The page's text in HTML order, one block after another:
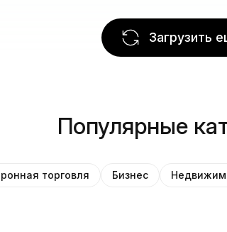
Загрузить
Популярные
торговля Бизнес